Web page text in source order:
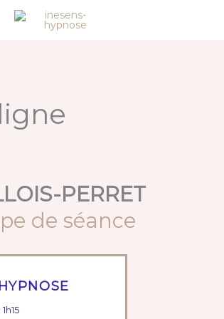
PERRET
de séance